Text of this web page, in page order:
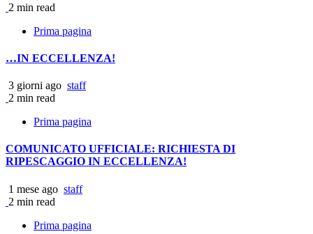
2 min read
Prima pagina
…IN ECCELLENZA!
3 giorni ago staff
2 min read
Prima pagina
COMUNICATO UFFICIALE: RICHIESTA DI
RIPESCAGGIO IN ECCELLENZA!
1 mese ago staff
2 min read
Prima pagina